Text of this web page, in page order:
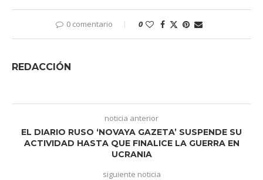
0 comentario 0
REDACCIÓN
noticia anterior
EL DIARIO RUSO ‘NOVAYA GAZETA’ SUSPENDE SU
ACTIVIDAD HASTA QUE FINALICE LA GUERRA EN
UCRANIA
siguiente noticia